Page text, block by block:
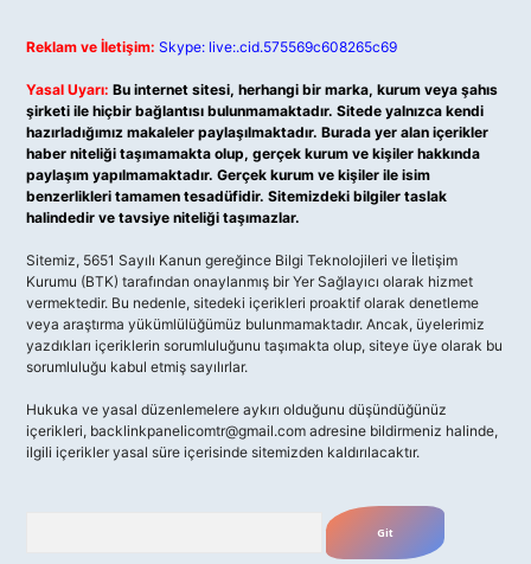
Reklam ve İletişim: Skype: live:.cid.575569c608265c69
Yasal Uyarı: Bu internet sitesi, herhangi bir marka, kurum veya şahıs
şirketi ile hiçbir bağlantısı bulunmamaktadır. Sitede yalnızca kendi
hazırladığımız makaleler paylaşılmaktadır. Burada yer alan içerikler
haber niteliği taşımamakta olup, gerçek kurum ve kişiler hakkında
paylaşım yapılmamaktadır. Gerçek kurum ve kişiler ile isim
benzerlikleri tamamen tesadüfidir. Sitemizdeki bilgiler taslak
halindedir ve tavsiye niteliği taşımazlar.
Sitemiz, 5651 Sayılı Kanun gereğince Bilgi Teknolojileri ve İletişim
Kurumu (BTK) tarafından onaylanmış bir Yer Sağlayıcı olarak hizmet
vermektedir. Bu nedenle, sitedeki içerikleri proaktif olarak denetleme
veya araştırma yükümlülüğümüz bulunmamaktadır. Ancak, üyelerimiz
yazdıkları içeriklerin sorumluluğunu taşımakta olup, siteye üye olarak bu
sorumluluğu kabul etmiş sayılırlar.
Hukuka ve yasal düzenlemelere aykırı olduğunu düşündüğünüz
içerikleri, backlinkpanelicomtr@gmail.com adresine bildirmeniz halinde,
ilgili içerikler yasal süre içerisinde sitemizden kaldırılacaktır.